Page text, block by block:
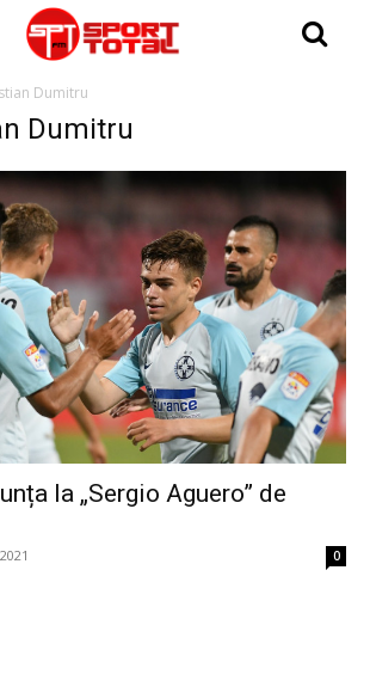
Dumitru
Dumitru
la „Sergio Aguero” de
0